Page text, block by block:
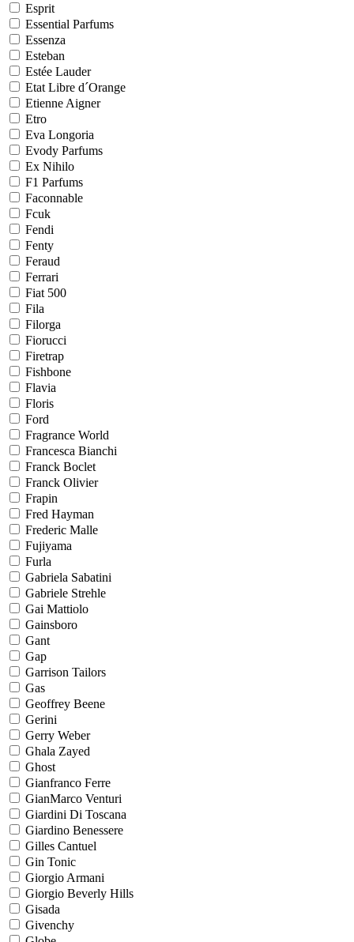
Esprit
Essential Parfums
Essenza
Esteban
Estée Lauder
Etat Libre d´Orange
Etienne Aigner
Etro
Eva Longoria
Evody Parfums
Ex Nihilo
F1 Parfums
Faconnable
Fcuk
Fendi
Fenty
Feraud
Ferrari
Fiat 500
Fila
Filorga
Fiorucci
Firetrap
Fishbone
Flavia
Floris
Ford
Fragrance World
Francesca Bianchi
Franck Boclet
Franck Olivier
Frapin
Fred Hayman
Frederic Malle
Fujiyama
Furla
Gabriela Sabatini
Gabriele Strehle
Gai Mattiolo
Gainsboro
Gant
Gap
Garrison Tailors
Gas
Geoffrey Beene
Gerini
Gerry Weber
Ghala Zayed
Ghost
Gianfranco Ferre
GianMarco Venturi
Giardini Di Toscana
Giardino Benessere
Gilles Cantuel
Gin Tonic
Giorgio Armani
Giorgio Beverly Hills
Gisada
Givenchy